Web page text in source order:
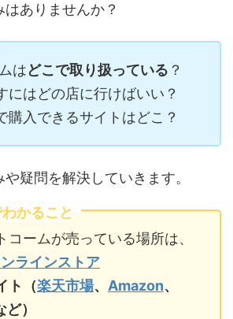
ありませんか？
はどこで取り扱っている ？
にはどの店に行けばいい？
購入できるサイトはどこ？
疑問を解決していきます。
かること
コームが売っている場所は、
ラインストア
ト（楽天市場、 Amazon、
ど）